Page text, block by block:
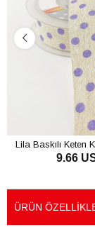
Lila Baskılı Keten
9.66
ÜRÜN